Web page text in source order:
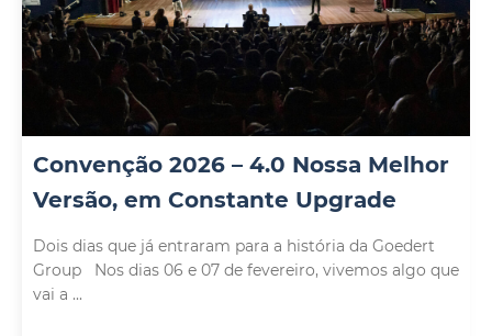
Convenção 2026 – 4.0 Nossa Melhor
Versão, em Constante Upgrade
Dois dias que já entraram para a história da Goedert
Group Nos dias 06 e 07 de fevereiro, vivemos algo que
vai a ...